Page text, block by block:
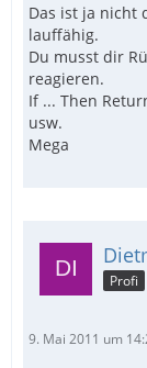
Das ist ja nicht
lauffähig.
Du musst dir
reagieren.
If ... Then
usw.
Mega
Profi
9. Mai 2011 um